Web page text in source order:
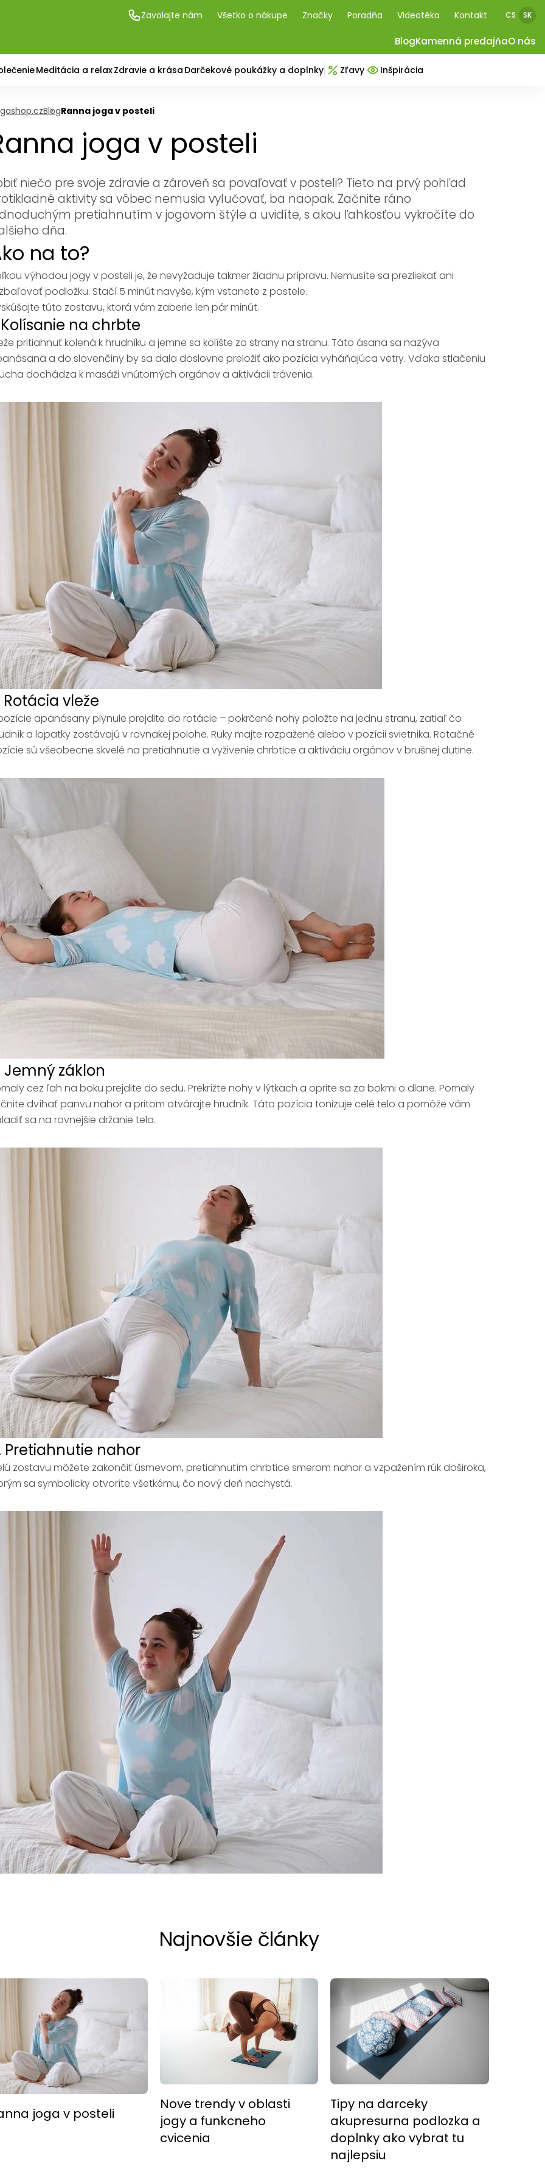
Zavolajte nám Všetko o nákupe Značky Poradňa Videotéka Kontakt CS SK
BlogKamenná predajňaO nás
Meditácia a relaxZdravie a krása Darčekové poukážky a doplnky Zľavy Inšpirácia
BlogRanna joga v posteli
joga v posteli
niečo pre svoje zdravie a zároveň sa povaľovať v posteli? Tieto na prvý pohľad
aktivity sa vôbec nemusia vylučovať, ba naopak. Začnite ráno
pretiahnutím v jogovom štýle a uvidíte, s akou ľahkosťou vykročíte do
dňa.
na to?
výhodou jogy v posteli je, že nevyžaduje takmer žiadnu prípravu. Nemusíte sa prezliekať ani
podložku. Stačí 5 minút navyše, kým vstanete z postele.
túto zostavu, ktorá vám zaberie len pár minút.
Kolísanie na chrbte
pritiahnuť kolená k hrudníku a jemne sa kolíšte zo strany na stranu. Táto ásana sa nazýva
a do slovenčiny by sa dala doslovne preložiť ako pozícia vyháňajúca vetry. Vďaka stlačeniu
dochádza k masáži vnútorných orgánov a aktivácii trávenia.
Rotácia vleže
apanásany plynule prejdite do rotácie – pokrčené nohy položte na jednu stranu, zatiaľ čo
a lopatky zostávajú v rovnakej polohe. Ruky majte rozpažené alebo v pozícii svietnika. Rotačné
sú všeobecne skvelé na pretiahnutie a vyživenie chrbtice a aktiváciu orgánov v brušnej dutine.
Jemný záklon
cez ľah na boku prejdite do sedu. Prekrížte nohy v lýtkach a oprite sa za bokmi o dlane. Pomaly
dvíhať panvu nahor a pritom otvárajte hrudník. Táto pozícia tonizuje celé telo a pomôže vám
sa na rovnejšie držanie tela.
Pretiahnutie nahor
zostavu môžete zakončiť úsmevom, pretiahnutím chrbtice smerom nahor a vzpažením rúk doširoka,
sa symbolicky otvoríte všetkému, čo nový deň nachystá.
Najnovšie články
joga v posteli
Nove trendy v oblasti
jogy a funkcneho
cvicenia
Tipy na darceky
akupresurna podlozka a
doplnky ako vybrat tu
najlepsiu